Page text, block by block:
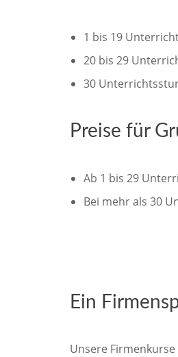
1 bis 19
20 bis 29
30
Preise für
Ab 1 bis 29
Bei mehr als 30
Ein
Unsere